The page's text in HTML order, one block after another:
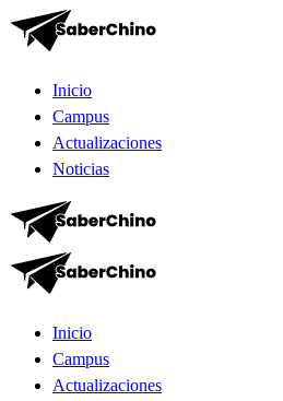
Inicio
Campus
Actualizaciones
Noticias
Inicio
Campus
Actualizaciones